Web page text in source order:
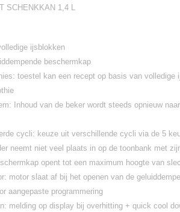
SCHENKKAN 1,4 L
ijsblokken
beschermkap
toestel kan een recept op basis van volledige
Inhoud van de beker wordt steeds opnieuw
cycli: keuze uit verschillende cycli via de 5
neemt niet veel plaats in op de toonbank met
opent tot een maximum hoogte van
motor slaat af bij het openen van de
aangepaste programmering
melding op display bij overhitting + quick cool